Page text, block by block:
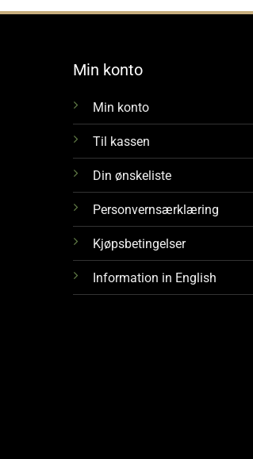
Min konto
Min konto
Til kassen
Din ønskeliste
Personvernsærklæring
Kjøpsbetingelser
Information in English